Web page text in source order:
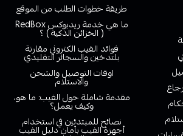
طريقة خطوات الطلب من الموقع
ما هي خدمة ريدبوكس RedBox
( الخزائن الذكية ) ؟
فوائد الفيب الكتروني مقارنة
بلتدخين والسجائر التقليدي
اوقات التوصيل والشحن
والاستلام
مقدمة شاملة حول الفيب: ما هو،
وكيف يعمل؟
نصائح للمبتدئين في استخدام
أجهزة الفيب بأمان دليل الفيب